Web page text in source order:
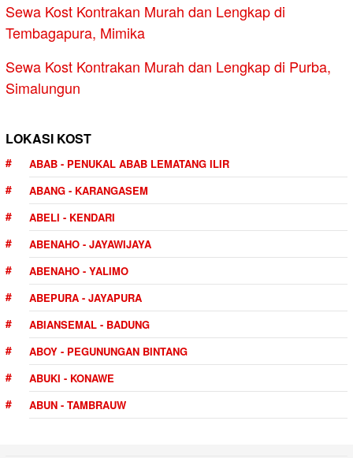
Sewa Kost Kontrakan Murah dan Lengkap di
Tembagapura, Mimika
Sewa Kost Kontrakan Murah dan Lengkap di Purba,
Simalungun
LOKASI KOST
ABAB - PENUKAL ABAB LEMATANG ILIR
ABANG - KARANGASEM
ABELI - KENDARI
ABENAHO - JAYAWIJAYA
ABENAHO - YALIMO
ABEPURA - JAYAPURA
ABIANSEMAL - BADUNG
ABOY - PEGUNUNGAN BINTANG
ABUKI - KONAWE
ABUN - TAMBRAUW